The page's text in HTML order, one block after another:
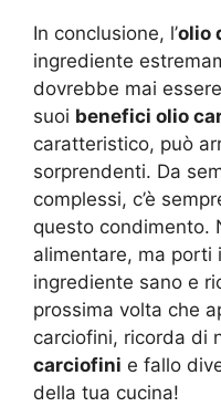
In conclusione, l’olio
ingrediente
dovrebbe mai
suoi benefici olio
caratteristico, può
sorprendenti. Da
complessi, c’è
questo condimento.
alimentare, ma porti
ingrediente sano e
prossima volta che
carciofini, ricorda di
carciofini e fallo
della tua cucina!